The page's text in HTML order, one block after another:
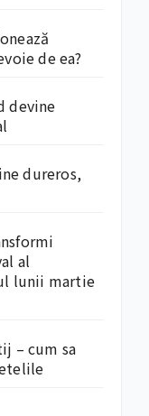
de ea?
devine
dureros,
al
lunii martie
– cum sa